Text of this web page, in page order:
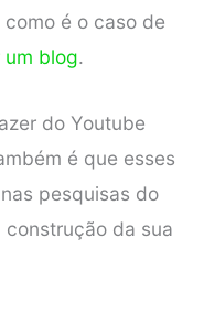
é o caso de
um blog.
do Youtube
é que esses
pesquisas do
da sua